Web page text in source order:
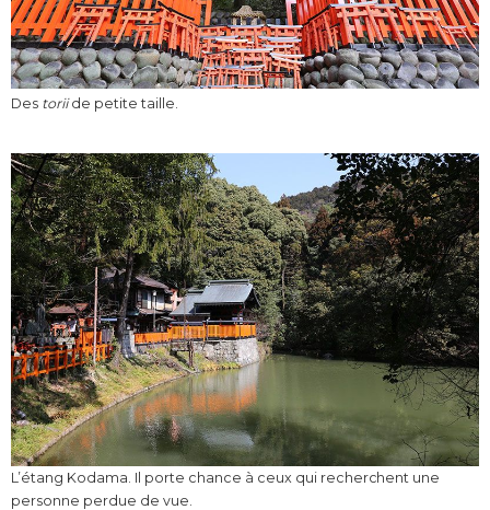
Destoriide petite taille.
L’étang Kodama. Il porte chance à ceux qui recherchent une
personne perdue de vue.